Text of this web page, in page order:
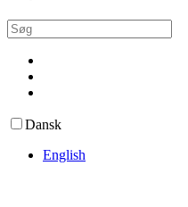
Dansk
English